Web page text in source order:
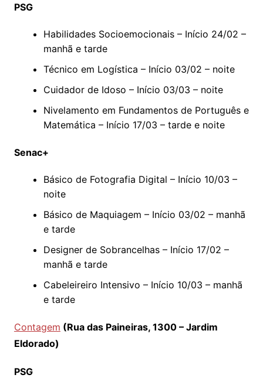
PSG
Habilidades Socioemocionais – Início 24/02 –
manhã e tarde
Técnico em Logística – Início 03/02 – noite
Cuidador de Idoso – Início 03/03 – noite
Nivelamento em Fundamentos de Português e
Matemática – Início 17/03 – tarde e noite
Senac+
Básico de Fotografia Digital – Início 10/03 –
noite
Básico de Maquiagem – Início 03/02 – manhã
e tarde
Designer de Sobrancelhas – Início 17/02 –
manhã e tarde
Cabeleireiro Intensivo – Início 10/03 – manhã
e tarde
Contagem (Rua das Paineiras, 1300 – Jardim
Eldorado)
PSG